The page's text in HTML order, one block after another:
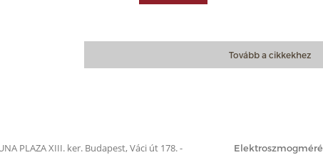
Tovább a cikkekhez
PLAZA XIII. ker. Budapest, Váci út 178. -